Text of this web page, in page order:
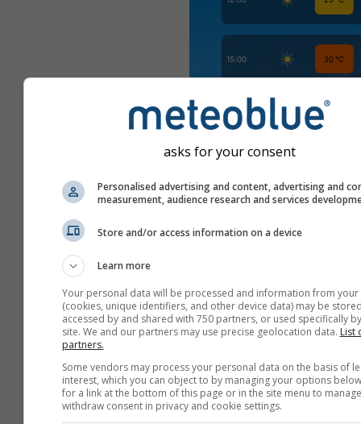
Utwórz nowy meteoTV
Więcej informacji
asks for your consent
Personalised advertising and content, advertising and
measurement, audience research and services
Store and/or access information on a device
Learn more
Your personal data will be processed and information from your
(cookies, unique identifiers, and other device data) may be
accessed by and shared with 750 partners, or used specifically
site. We and our partners may use precise geolocation data. List
partners.
Some vendors may process your personal data on the basis of
interest, which you can object to by managing your options
for a link at the bottom of this page or in the site menu to
withdraw consent in privacy and cookie settings.